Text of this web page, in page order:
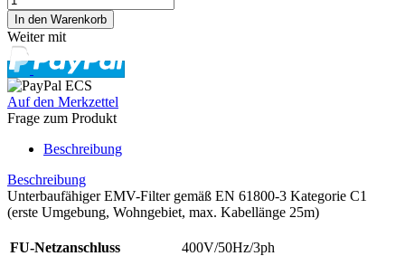
Weiter mit
Auf den Merkzettel
Frage zum Produkt
Beschreibung
Beschreibung
Unterbaufähiger EMV-Filter gemäß EN 61800-3 Kategorie C1
(erste Umgebung, Wohngebiet, max. Kabellänge 25m)
FU-Netzanschluss
400V/50Hz/3ph